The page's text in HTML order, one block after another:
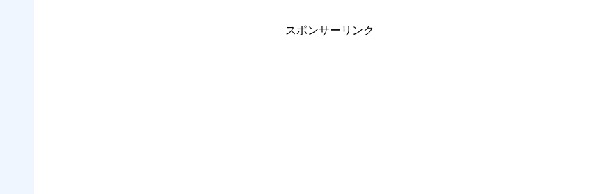
スポンサーリンク